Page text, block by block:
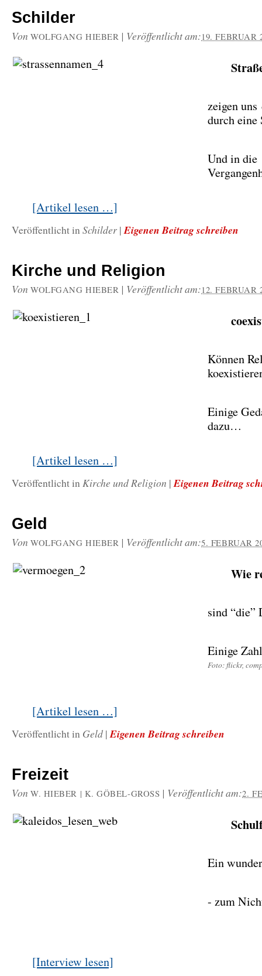
Schilder
Von WOLFGANG HIEBER | Veröffentlicht am:19. FEBRUAR
zeigen uns
durch eine
Und in die
[Artikel lesen …]
Veröffentlicht inSchilder | Eigenen Beitrag schreiben
Kirche und Religion
Von WOLFGANG HIEBER | Veröffentlicht am:12. FEBRUAR
Können
Einige
dazu…
[Artikel lesen …]
Veröffentlicht in Kirche und Religion | Eigenen Beitrag
Geld
Von WOLFGANG HIEBER | Veröffentlicht am:5. FEBRUAR
Wie
sind “die”
Einige
Foto: flickr,
[Artikel lesen …]
Veröffentlicht in Geld | Eigenen Beitrag schreiben
Freizeit
Von W. HIEBER | K. GÖBEL-GROSS | Veröffentlicht am:2.
Ein
- zum
[Interview lesen]